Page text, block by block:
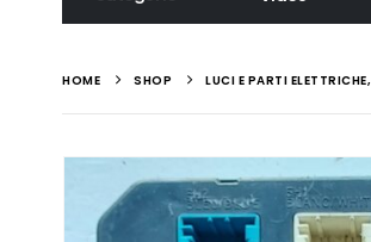
HOME SHOP LUCI E PARTI ELETTRICHE,